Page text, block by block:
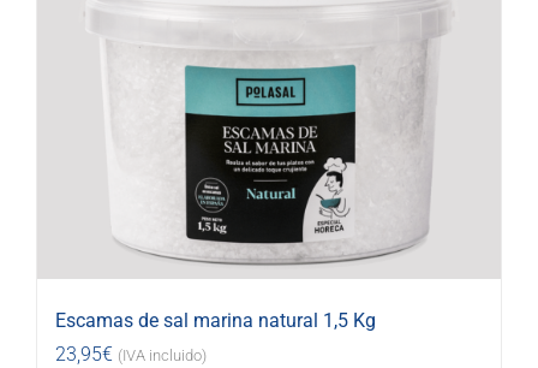
Escamas de sal marina natural 1,5 Kg
23,95€ (IVA incluido)